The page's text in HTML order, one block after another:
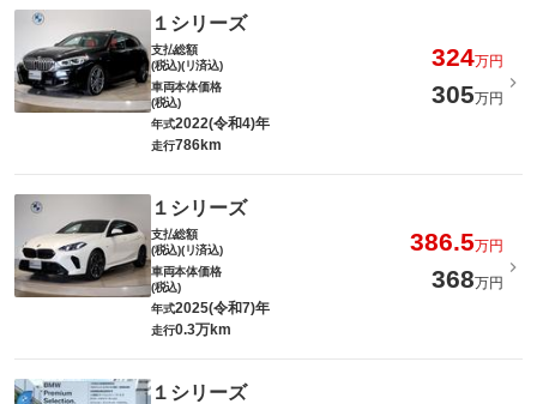
１シリーズ
支払総額
(税込)(リ済込)
324万円
車両本体価格
(税込)
305万円
年式2022(令和4)年
走行786km
１シリーズ
支払総額
(税込)(リ済込)
386.5万円
車両本体価格
(税込)
368万円
年式2025(令和7)年
走行0.3万km
１シリーズ